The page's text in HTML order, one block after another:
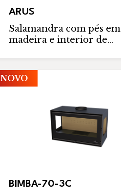
ARUS
Salamandra com pés em
madeira e interior de...
NOVO
BIMBA-70-3C